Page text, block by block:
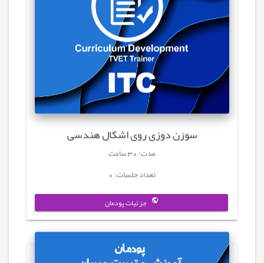
سوزن دوزی روی اشکال هندسی
مدت: 30 ساعت
تعداد جلسات: 0
جزئیات پودمان